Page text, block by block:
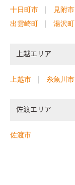
十日町市
見附市
出雲崎町
湯沢町
上越エリア
上越市 糸魚川市
佐渡エリア
佐渡市